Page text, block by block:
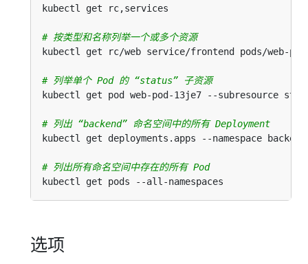
# 按类型和名称列举一个或多个资源
# 列举单个 Pod 的 “status” 子资源
# 列出 “backend” 命名空间中的所有 Deployment
# 列出所有命名空间中存在的所有 Pod
选项